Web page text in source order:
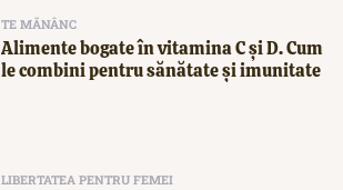
TE MĂNÂNC
Alimente bogate în vitamina C și D. Cum
le combini pentru sănătate și imunitate
LIBERTATEA PENTRU FEMEI